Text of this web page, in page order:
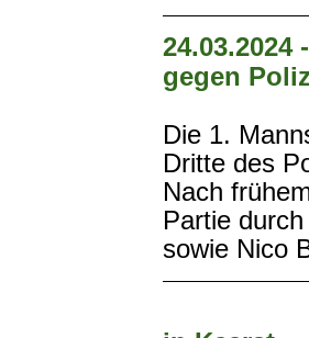
24.03.2024
gegen
Die 1.
Dritte des
Nach
Partie
sowie Nico